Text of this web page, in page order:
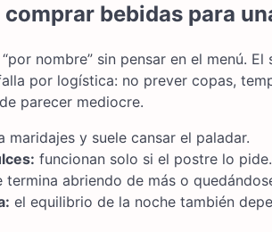
bebidas para
nombre” sin pensar en el menú.
por logística: no prever copas,
parecer mediocre.
maridajes y suele cansar el paladar.
funcionan solo si el postre lo pide.
termina abriendo de más o
el equilibrio de la noche también